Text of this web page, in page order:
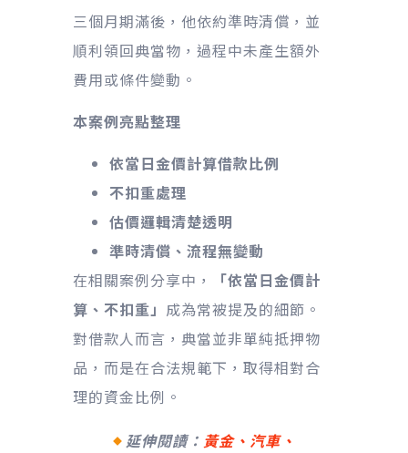
三個月期滿後，他依約準時清償，並
順利領回典當物，過程中未產生額外
費用或條件變動。
本案例亮點整理
依當日金價計算借款比例
不扣重處理
估價邏輯清楚透明
準時清償、流程無變動
在相關案例分享中，
「依當日金價計
算、不扣重」 成為常被提及的細節。
對借款人而言，典當並非單純抵押物
品，而是在合法規範下，取得相對合
理的資金比例。
延伸閱讀： 黃金、汽車、